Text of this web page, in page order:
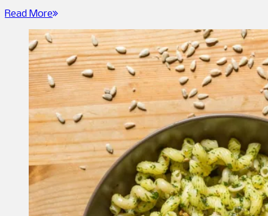
Read More